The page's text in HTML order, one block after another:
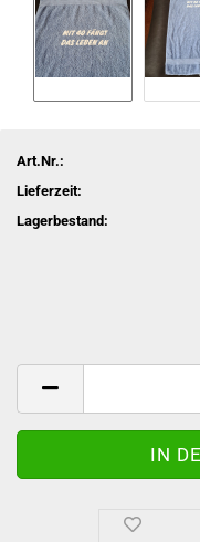
Art.Nr.:
Lieferzeit:
Lagerbestand: